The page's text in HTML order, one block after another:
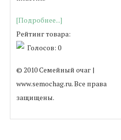
[Подробнее...]
Рейтинг товара:
Голосов: 0
© 2010 Семейный очаг |
www.semochag.ru. Все права
защищены.